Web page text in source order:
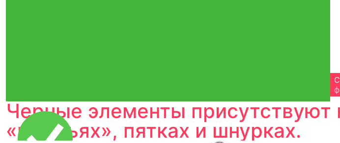
Черные элементы присутствуют
«крыльях», пятках и шнурках.